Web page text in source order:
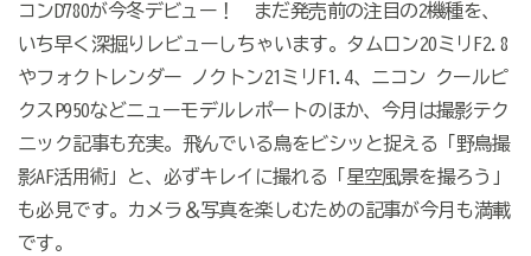
コンD780が今冬デビュー！ まだ発売前の注目の2機種を、
いち早く深掘りレビューしちゃいます。タムロン20ミリF2.8
やフォクトレンダー ノクトン21ミリF1.4、ニコン クールピ
クスP950などニューモデルレポートのほか、今月は撮影テク
ニック記事も充実。飛んでいる鳥をビシッと捉える「野鳥撮
影AF活用術」と、必ずキレイに撮れる「星空風景を撮ろう」
も必見です。カメラ＆写真を楽しむための記事が今月も満載
です。